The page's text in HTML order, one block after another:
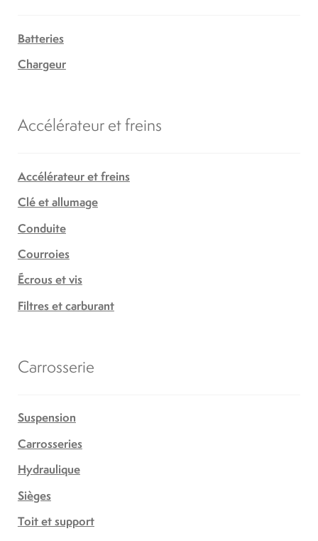
Batteries
Chargeur
Accélérateur et freins
Accélérateur et freins
Clé et allumage
Conduite
Courroies
Écrous et vis
Filtres et carburant
Carrosserie
Suspension
Carrosseries
Hydraulique
Sièges
Toit et support